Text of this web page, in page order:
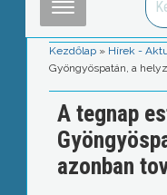
Kezdőlap » Hírek -
Gyöngyöspatán, a
A tegnap
azonban